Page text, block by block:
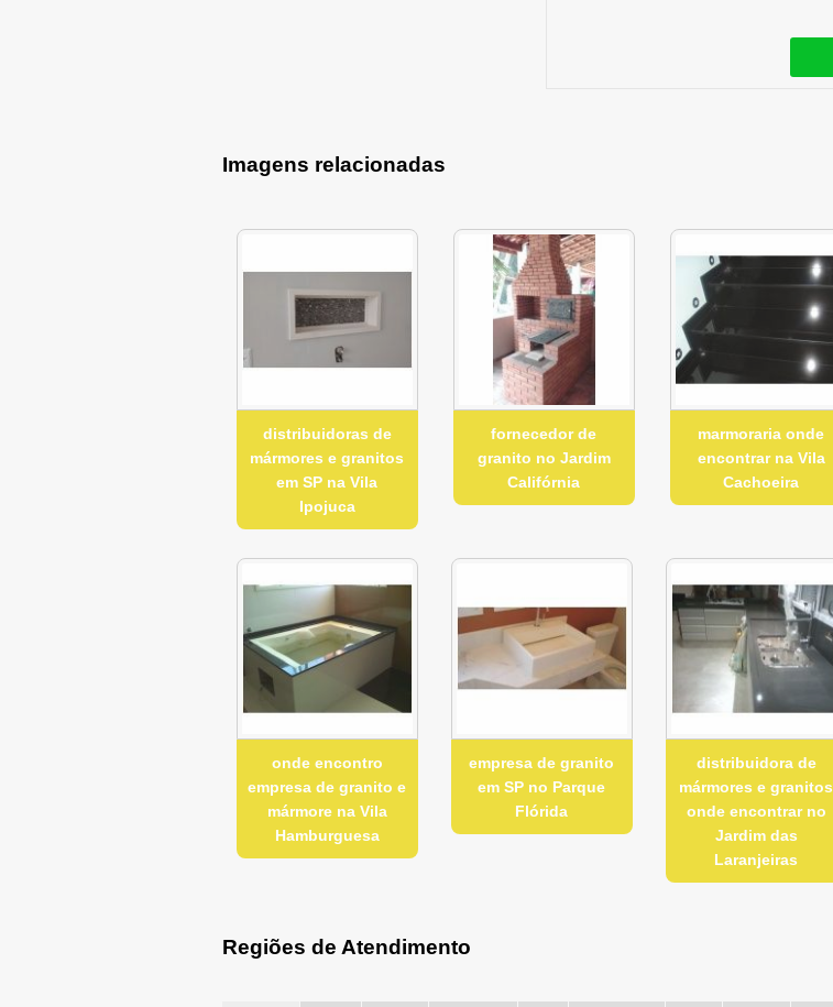
Imagens relacionadas
distribuidoras de
mármores e granitos
em SP na Vila
Ipojuca
fornecedor de
granito no Jardim
Califórnia
marmoraria onde
encontrar na Vila
Cachoeira
onde encontro
empresa de granito e
mármore na Vila
Hamburguesa
empresa de granito
em SP no Parque
Flórida
distribuidora de
mármores e granitos
onde encontrar no
Jardim das
Laranjeiras
Regiões de Atendimento